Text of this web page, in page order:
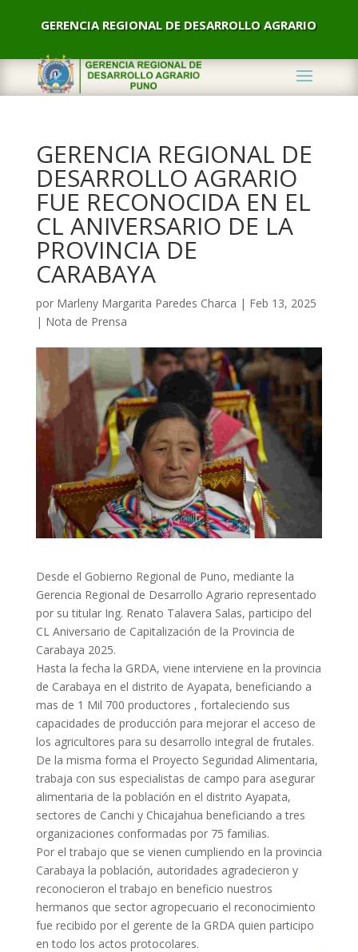
GERENCIA REGIONAL DE DESARROLLO AGRARIO
GERENCIA REGIONAL DE
DESARROLLO AGRARIO
FUE RECONOCIDA EN EL
CL ANIVERSARIO DE LA
PROVINCIA DE
CARABAYA
por Marleny Margarita Paredes Charca | Feb 13, 2025
| Nota de Prensa
Desde el Gobierno Regional de Puno, mediante la
Gerencia Regional de Desarrollo Agrario representado
por su titular Ing. Renato Talavera Salas, participo del
CL Aniversario de Capitalización de la Provincia de
Carabaya 2025.
Hasta la fecha la GRDA, viene interviene en la provincia
de Carabaya en el distrito de Ayapata, beneficiando a
mas de 1 Mil 700 productores , fortaleciendo sus
capacidades de producción para mejorar el acceso de
los agricultores para su desarrollo integral de frutales.
De la misma forma el Proyecto Seguridad Alimentaria,
trabaja con sus especialistas de campo para asegurar
alimentaria de la población en el distrito Ayapata,
sectores de Canchi y Chicajahua beneficiando a tres
organizaciones conformadas por 75 familias.
Por el trabajo que se vienen cumpliendo en la provincia
Carabaya la población, autoridades agradecieron y
reconocieron el trabajo en beneficio nuestros
hermanos que sector agropecuario el reconocimiento
fue recibido por el gerente de la GRDA quien participo
en todo los actos protocolares.